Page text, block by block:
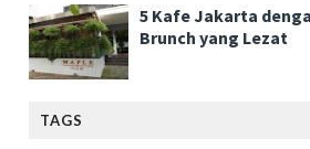
5 Kafe Jakarta
Brunch yang Lezat
TAGS